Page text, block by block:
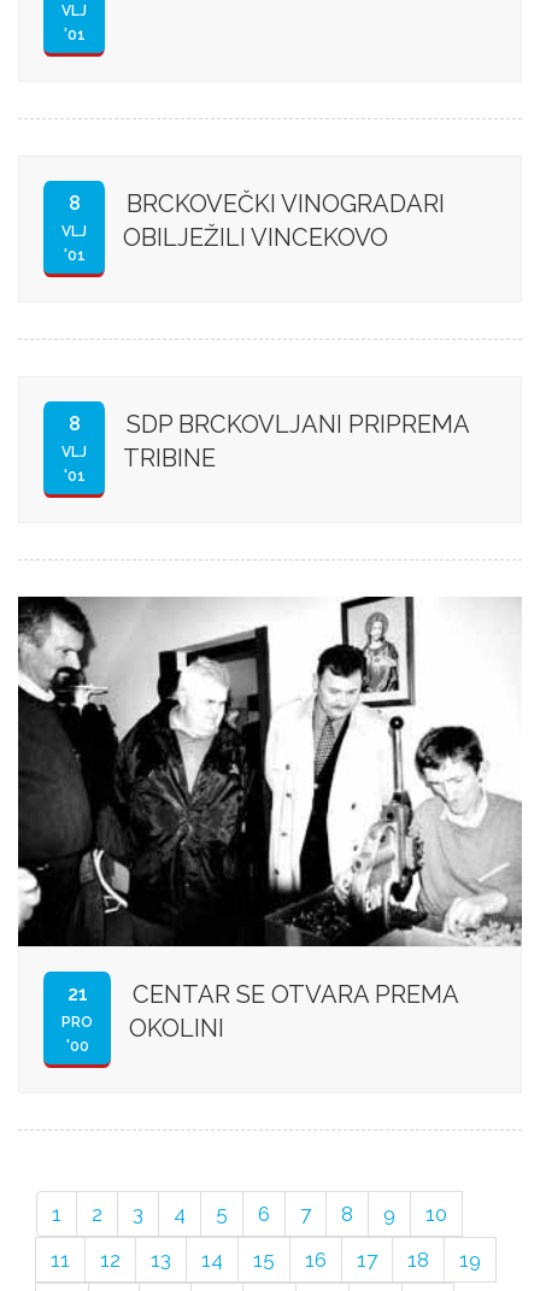
VLJ
'01
8
VLJ
'01
BRCKOVEČKI VINOGRADARI
OBILJEŽILI VINCEKOVO
8
VLJ
'01
SDP BRCKOVLJANI PRIPREMA
TRIBINE
21
PRO
'00
CENTAR SE OTVARA PREMA
OKOLINI
1 2 3 4 5 6 7 8 9
10
11
12 13 14 15 16 17 18
19